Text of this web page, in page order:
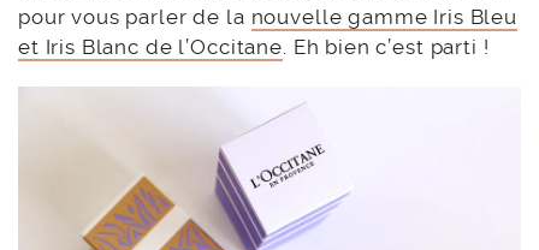
pour vous parler de la nouvelle gamme Iris Bleu
et Iris Blanc de l’Occitane. Eh bien c’est parti !